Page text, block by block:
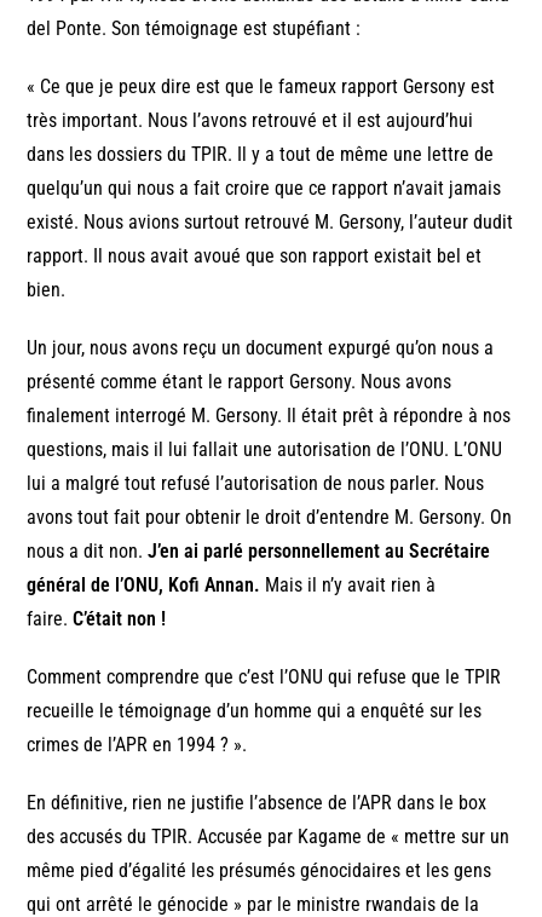
del Ponte. Son témoignage est stupéfiant :
« Ce que je peux dire est que le fameux rapport Gersony est
très important. Nous l’avons retrouvé et il est aujourd’hui
dans les dossiers du TPIR. Il y a tout de même une lettre de
quelqu’un qui nous a fait croire que ce rapport n’avait jamais
existé. Nous avions surtout retrouvé M. Gersony, l’auteur dudit
rapport. Il nous avait avoué que son rapport existait bel et
bien.
Un jour, nous avons reçu un document expurgé qu’on nous a
présenté comme étant le rapport Gersony. Nous avons
finalement interrogé M. Gersony. Il était prêt à répondre à nos
questions, mais il lui fallait une autorisation de l’ONU. L’ONU
lui a malgré tout refusé l’autorisation de nous parler. Nous
avons tout fait pour obtenir le droit d’entendre M. Gersony. On
nous a dit non.J’en ai parlé personnellement au Secrétaire
général de l’ONU, Kofi Annan. Mais il n’y avait rien à
faire.C’était non !
Comment comprendre que c’est l’ONU qui refuse que le TPIR
recueille le témoignage d’un homme qui a enquêté sur les
crimes de l’APR en 1994 ? ».
En définitive, rien ne justifie l’absence de l’APR dans le box
des accusés du TPIR. Accusée par Kagame de « mettre sur un
même pied d’égalité les présumés génocidaires et les gens
qui ont arrêté le génocide » par le ministre rwandais de la